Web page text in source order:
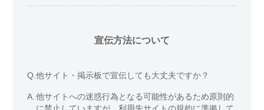
宣伝方法について
Q.他サイト・掲示板で宣伝しても大丈夫ですか？
A. 他サイトへの迷惑行為となる可能性があるため原則的